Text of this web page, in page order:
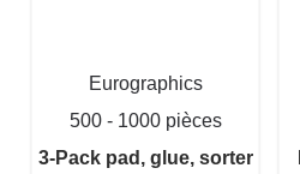
Eurographics
500 - 1000 pièces
3-Pack pad, glue, sorter